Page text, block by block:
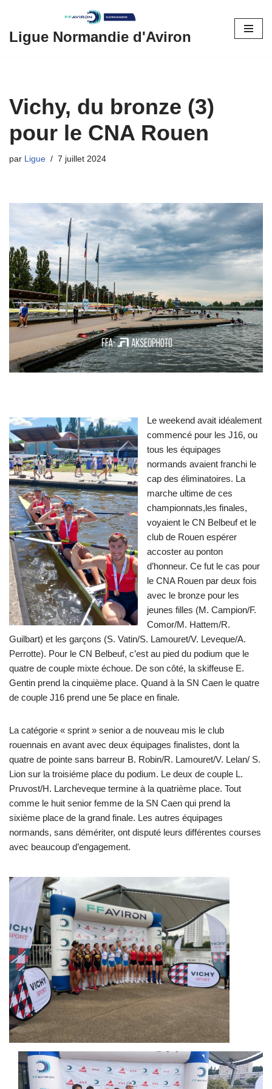
Aller
Ligue Normandie d'Aviron
Vichy, du bronze (3)
pour le CNA Rouen
par Ligue 7 juillet 2024
Le weekend avait idéalement
commencé pour les J16, ou
tous les équipages
normands avaient franchi le
cap des éliminatoires. La
marche ultime de ces
championnats,les finales,
voyaient le CN Belbeuf et le
club de Rouen espérer
accoster au ponton
d’honneur. Ce fut le cas pour
le CNA Rouen par deux fois
avec le bronze pour les
jeunes filles (M. Campion/F.
Comor/M. Hattem/R.
Guilbart) et les garçons (S. Vatin/S. Lamouret/V. Leveque/A.
Perrotte). Pour le CN Belbeuf, c’est au pied du podium que le
quatre de couple mixte échoue. De son côté, la skiffeuse E.
Gentin prend la cinquième place. Quand à la SN Caen le quatre
de couple J16 prend une 5e place en finale.
La catégorie « sprint » senior a de nouveau mis le club
rouennais en avant avec deux équipages finalistes, dont la
quatre de pointe sans barreur B. Robin/R. Lamouret/V. Lelan/ S.
Lion sur la troisiéme place du podium. Le deux de couple L.
Pruvost/H. Larcheveque termine à la quatrième place. Tout
comme le huit senior femme de la SN Caen qui prend la
sixième place de la grand finale. Les autres équipages
normands, sans démériter, ont disputé leurs différentes courses
avec beaucoup d’engagement.